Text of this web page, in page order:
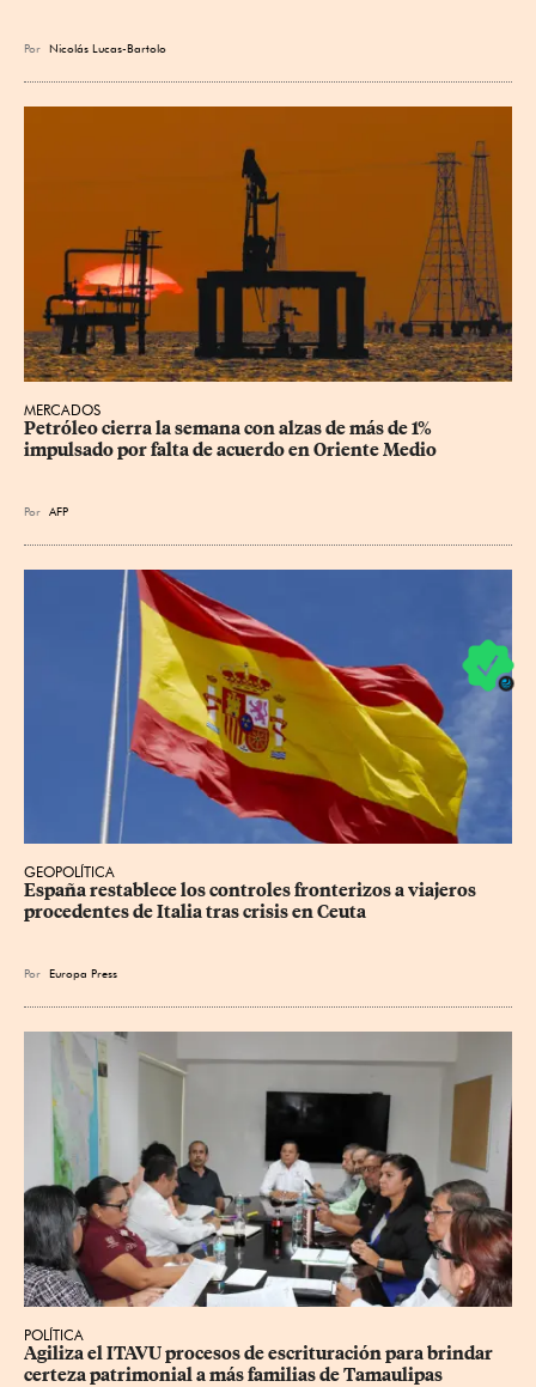
Por Nicolás Lucas-Bartolo
MERCADOS
Petróleo cierra la semana con alzas de más de 1%
impulsado por falta de acuerdo en Oriente Medio
Por AFP
GEOPOLÍTICA
España restablece los controles fronterizos a viajeros
procedentes de Italia tras crisis en Ceuta
Por Europa Press
POLÍTICA
Agiliza el ITAVU procesos de escrituración para brindar
certeza patrimonial a más familias de Tamaulipas